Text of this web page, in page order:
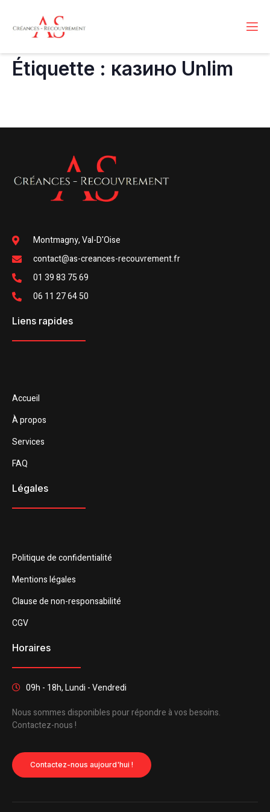
Étiquette : казино Unlim
Montmagny, Val-D'Oise
contact@as-creances-recouvrement.fr
01 39 83 75 69
06 11 27 64 50
Liens rapides
Accueil
À propos
Services
FAQ
Légales
Politique de confidentialité
Mentions légales
Clause de non-responsabilité
CGV
Horaires
09h - 18h, Lundi - Vendredi
Nous sommes disponibles pour répondre à vos besoins.
Contactez-nous !
Contactez-nous aujourd'hui !